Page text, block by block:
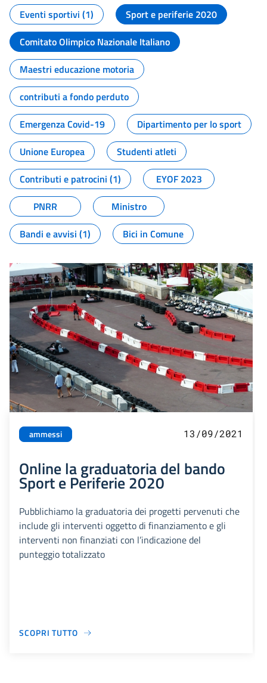
Eventi sportivi (1)
Sport e periferie 2020
Comitato Olimpico Nazionale Italiano
Maestri educazione motoria
contributi a fondo perduto
Emergenza Covid-19
Dipartimento per lo sport
Unione Europea
Studenti atleti
Contributi e patrocini (1)
EYOF 2023
PNRR
Ministro
Bandi e avvisi (1)
Bici in Comune
ammessi 13/09/2021
Online la graduatoria del bando
Sport e Periferie 2020
Pubblichiamo la graduatoria dei progetti pervenuti che
include gli interventi oggetto di finanziamento e gli
interventi non finanziati con l’indicazione del
punteggio totalizzato
SCOPRI TUTTO